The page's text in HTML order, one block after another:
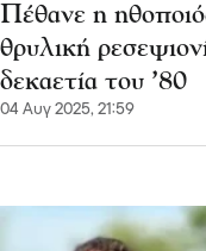
Πέθανε η
θρυλική
δεκαετία του ’80
04 Αυγ 2025, 21:59